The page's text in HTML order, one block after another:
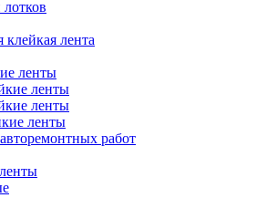
клейкая лента
ленты
ленты
ленты
ленты
работ